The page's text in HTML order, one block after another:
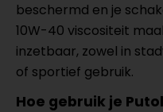
beschermd en je
10W-40 viscositeit
inzetbaar, zowel in
of sportief gebruik.
Hoe gebruik je